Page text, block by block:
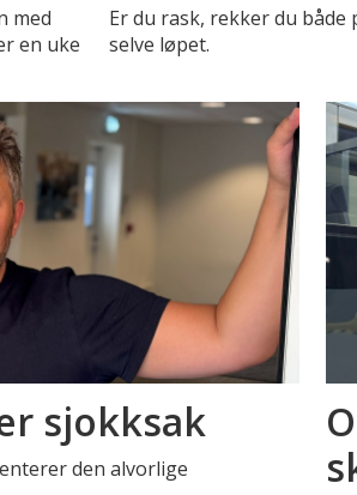
med
en uke
Er du rask, rekker du både
selve løpet.
sjokksak
den alvorlige